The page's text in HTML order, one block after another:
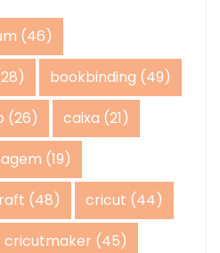
(46)
bookbinding (49)
(26) caixa (21)
(19)
(48) cricut (44)
cricutmaker (45)